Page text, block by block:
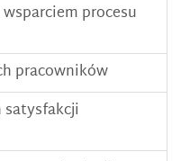
procesu
pracowników